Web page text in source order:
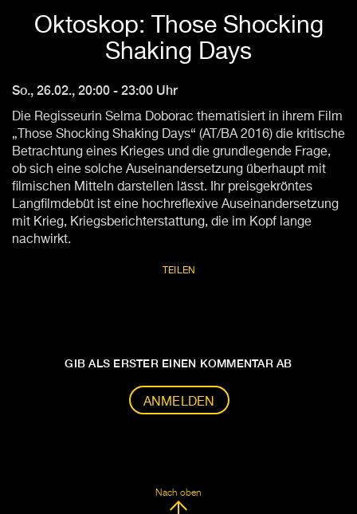
Oktoskop: Those Shocking
Shaking Days
So., 26.02., 20:00 - 23:00 Uhr
Die Regisseurin Selma Doborac thematisiert in ihrem Film
„Those Shocking Shaking Days“ (AT/BA 2016) die kritische
Betrachtung eines Krieges und die grundlegende Frage,
ob sich eine solche Auseinandersetzung überhaupt mit
filmischen Mitteln darstellen lässt. Ihr preisgekröntes
Langfilmdebüt ist eine hochreflexive Auseinandersetzung
mit Krieg, Kriegsberichterstattung, die im Kopf lange
nachwirkt.
TEILEN
GIB ALS ERSTER EINEN KOMMENTAR AB
ANMELDEN
Nach oben